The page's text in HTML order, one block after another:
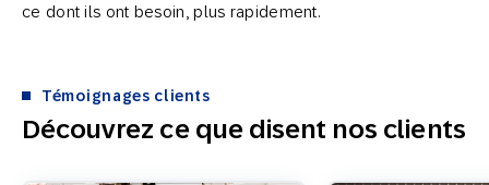
ce dont ils ont besoin, plus rapidement.
Découvrez ce que disent nos clients
Témoignages clients